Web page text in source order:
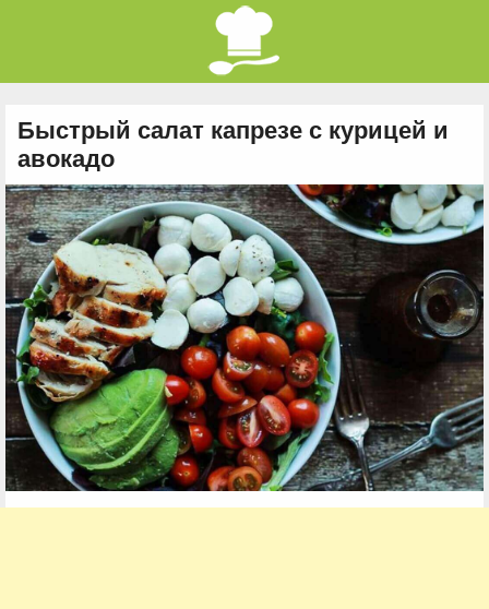
Быстрый салат капрезе с курицей и
авокадо